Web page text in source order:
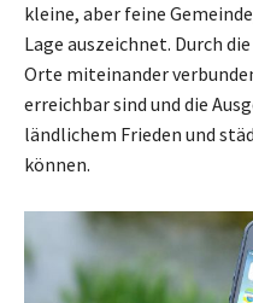
kleine, aber feine
Lage auszeichnet. Durch
Orte miteinander
erreichbar sind und die
ländlichem Frieden und
können.